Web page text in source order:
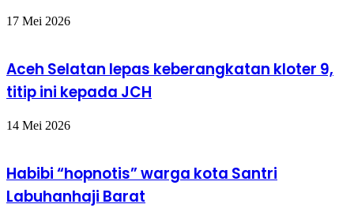
17 Mei 2026
Aceh Selatan lepas keberangkatan kloter 9,
titip ini kepada JCH
14 Mei 2026
Habibi “hopnotis” warga kota Santri
Labuhanhaji Barat